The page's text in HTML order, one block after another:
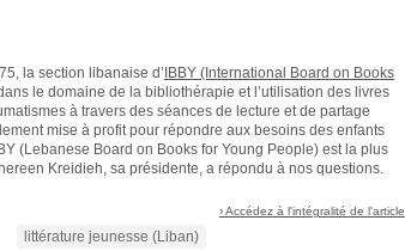
la section libanaise d’ IBBY (International Board on Books
le domaine de la bibliothérapie et l’utilisation des livres
à travers des séances de lecture et de partage
mise à profit pour répondre aux besoins des enfants
(Lebanese Board on Books for Young People) est la plus
Kreidieh, sa présidente, a répondu à nos questions.
› Accédez à l'intégralité de l'article
littérature jeunesse (Liban)